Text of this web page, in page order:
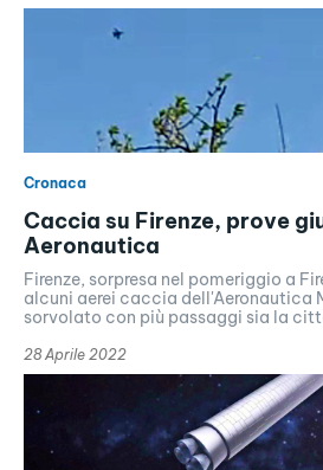
Cronaca
Caccia su Firenze, prove
Aeronautica
Firenze, sorpresa nel pomeriggio a
alcuni aerei caccia dell'Aeronautica
sorvolato con più passaggi sia la
28 Aprile 2022